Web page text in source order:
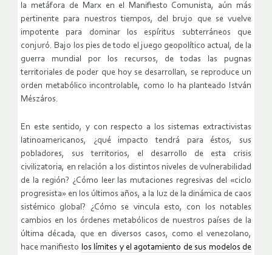
la metáfora de Marx en el Manifiesto Comunista, aún más
pertinente para nuestros tiempos, del brujo que se vuelve
impotente para dominar los espíritus subterráneos que
conjuró. Bajo los pies de todo el juego geopolítico actual, de la
guerra mundial por los recursos, de todas las pugnas
territoriales de poder que hoy se desarrollan, se reproduce un
orden metabólico incontrolable, como lo ha planteado István
Mészáros.
En este sentido, y con respecto a los sistemas extractivistas
latinoamericanos, ¿qué impacto tendrá para éstos, sus
pobladores, sus territorios, el desarrollo de esta crisis
civilizatoria, en relación a los distintos niveles de vulnerabilidad
de la región? ¿Cómo leer las mutaciones regresivas del «ciclo
progresista» en los últimos años, a la luz de la dinámica de caos
sistémico global? ¿Cómo se vincula esto, con los notables
cambios en los órdenes metabólicos de nuestros países de la
última década, que en diversos casos, como el venezolano,
hace manifiesto los límites y el agotamiento de sus modelos de